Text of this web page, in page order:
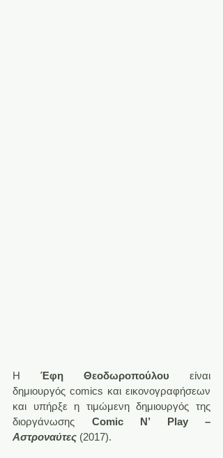
Η Έφη Θεοδωροπούλου είναι
δημιουργός comics και εικονογραφήσεων
και υπήρξε η τιμώμενη δημιουργός της
διοργάνωσης
Αστροναύτες (2017).